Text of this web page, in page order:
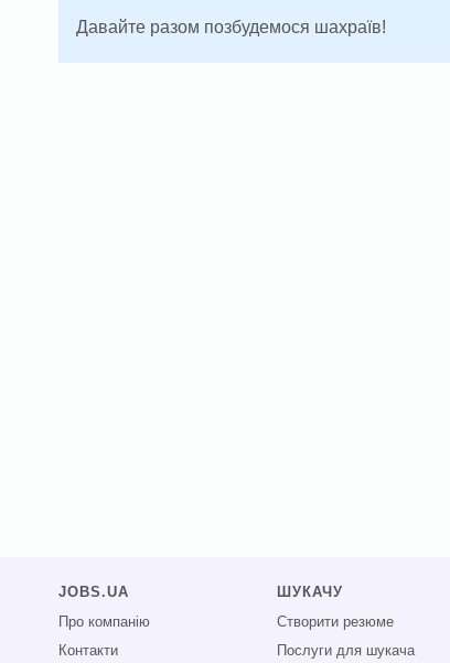
Давайте разом позбудемося шахраїв!
JOBS.UA
Про компанію
Контакти
ШУКАЧУ
Створити резюме
Послуги для шукача